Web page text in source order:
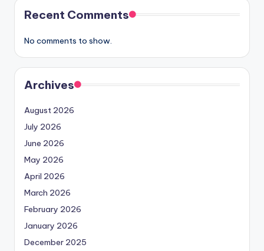
Recent Comments
No comments to show.
Archives
August 2026
July 2026
June 2026
May 2026
April 2026
March 2026
February 2026
January 2026
December 2025